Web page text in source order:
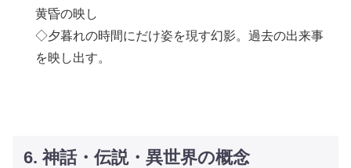
黄昏の映し
◇夕暮れの時間にだけ姿を現す幻影。過去の出来事
を映し出す。
6. 神話・伝説・異世界の概念